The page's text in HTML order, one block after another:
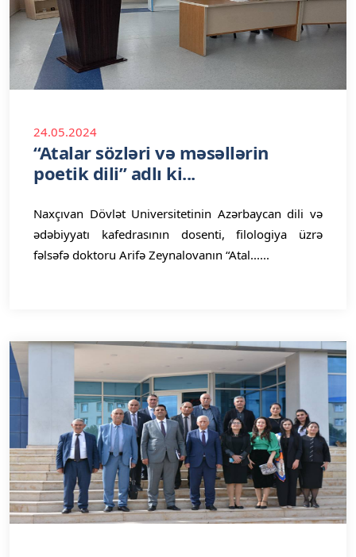
24.05.2024
“Atalar sözləri və məsəllərin
poetik dili” adlı ki...
Naxçıvan Dövlət Universitetinin Azərbaycan dili və
ədəbiyyatı kafedrasının dosenti, filologiya üzrə
fəlsəfə doktoru Arifə Zeynalovanın “Atal......